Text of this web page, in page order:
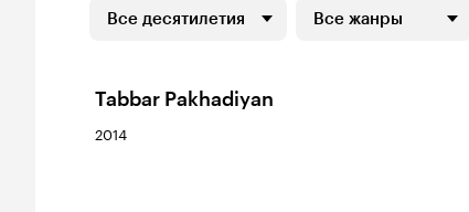
Все десятилетия Все жанры
Tabbar Pakhadiyan
2014